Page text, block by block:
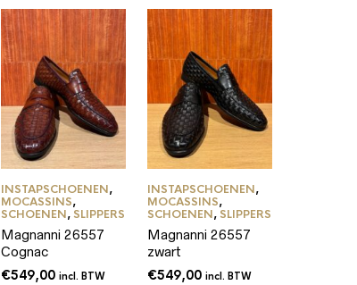
INSTAPSCHOENEN,
MOCASSINS,
SCHOENEN, SLIPPERS
Magnanni 26557
Cognac
€549,00 incl. BTW
INSTAPSCHOENEN,
MOCASSINS,
SCHOENEN, SLIPPERS
Magnanni 26557
zwart
€549,00 incl. BTW